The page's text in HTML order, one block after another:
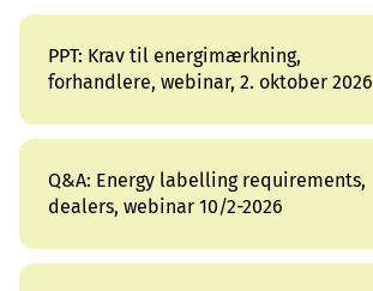
PPT: Krav til energimærkning,
forhandlere, webinar, 2. oktober 2026
Q&A: Energy labelling requirements,
dealers, webinar 10/2-2026